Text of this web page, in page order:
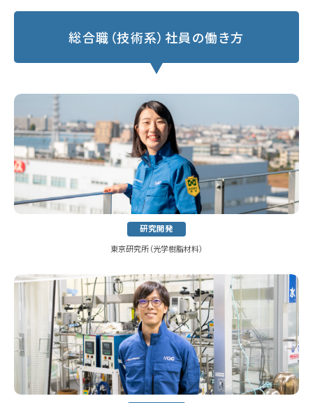
総合職（技術系）社員の働き方
研究開発
東京研究所（光学樹脂材料）